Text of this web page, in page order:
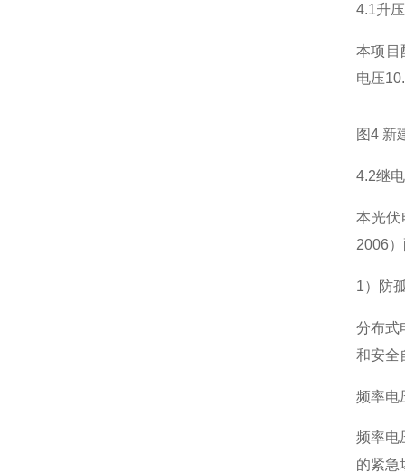
4.1升
本项目
电压
图4 新
4.2继
本光伏
2006
1）防
分布式
和安全
频率电
频率电
的紧急